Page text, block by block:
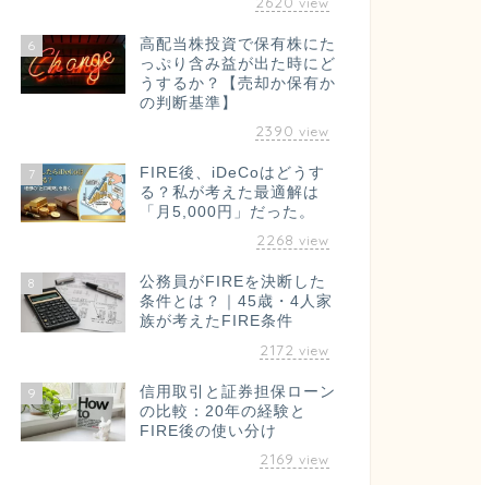
6
高配当株投資で保有株にた
っぷり含み益が出た時にど
うするか？【売却か保有か
の判断基準】
2390 view
7
FIRE後、iDeCoはどうす
る？私が考えた最適解は
「月5,000円」だった。
2268 view
8
公務員がFIREを決断した
条件とは？｜45歳・4人家
族が考えたFIRE条件
2172 view
9
信用取引と証券担保ローン
の比較：20年の経験と
FIRE後の使い分け
2169 view